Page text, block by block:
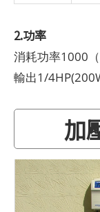
2.功率
消耗功率1000
輸出1/
加